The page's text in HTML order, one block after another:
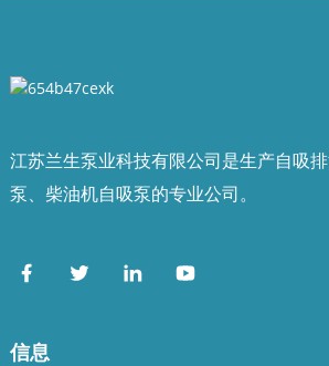
江苏兰生泵业科技有限公司是生产自吸
泵、柴油机自吸泵的专业公司。
信息